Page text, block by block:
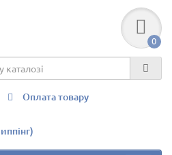
0
Оплата товару